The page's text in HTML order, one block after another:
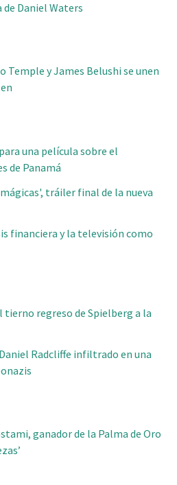
Daniel Waters
y James Belushi se unen
una película sobre el
de Panamá
tráiler final de la nueva
financiera y la televisión como
regreso de Spielberg a la
Radcliffe infiltrado en una
ganador de la Palma de Oro